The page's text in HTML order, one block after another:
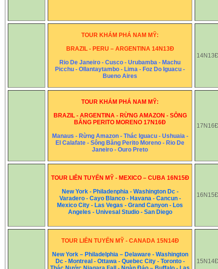
TOUR KHÁM PHÁ NAM MỸ:
BRAZIL - PERU – ARGENTINA 14N13Đ
Rio De Janeiro - Cusco - Urubamba - Machu
Picchu - Ollantaytambo - Lima - Foz Do Iguacu -
Bueno Aires
TOUR KHÁM PHÁ NAM MỸ:
BRAZIL - ARGENTINA - RỪNG AMAZON - SÔNG
BĂNG PERITO MORENO 17N16Đ
Manaus - Rừng Amazon - Thác Iguacu - Ushuaia -
El Calafate - Sông Băng Perito Moreno - Rio De
Janeiro - Ouro Preto
TOUR LIÊN TUYẾN MỸ - MEXICO – CUBA 16N15Đ
New York - Philadenphia - Washington Dc -
Varadero - Cayo Blanco - Havana - Cancun -
Mexico City - Las Vegas - Grand Canyon - Los
Angeles - Univesal Studio - San Diego
TOUR LIÊN TUYẾN MỸ - CANADA 15N14Đ
New York – Philadelphia – Delaware - Washington
Dc - Montreal - Ottawa - Quebec City - Toronto -